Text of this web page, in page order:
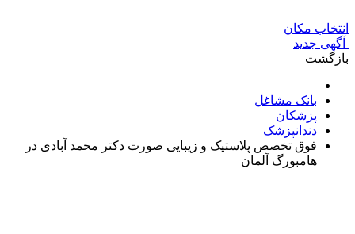
انتخاب مکان
آگهی جدید
بازگشت
بانک مشاغل
پزشکان
دندانپزشک
فوق تخصص پلاستیک و زیبایی صورت دکتر محمد آبادی در
هامبورگ آلمان